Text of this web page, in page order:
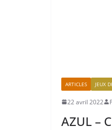
ARTICLES JEUX
22 avril 2022
AZUL –